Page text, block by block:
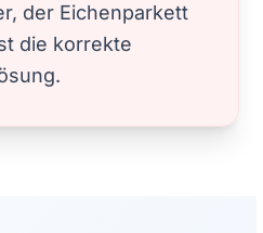
der Eichenparkett
die korrekte